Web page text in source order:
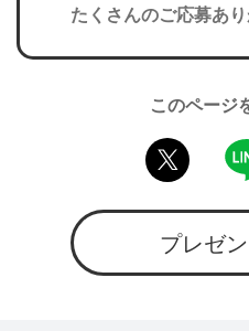
たくさんのご応募あ
このページ
twitter
プレゼ